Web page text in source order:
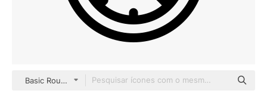
Basic Rounded Lineal